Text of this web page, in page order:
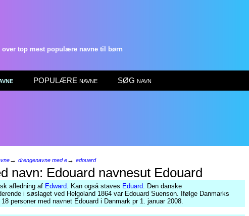
over top mest populære navne til børn
POPULÆRE navne SØG navn
→ drengenavne med e→ edouard
Edouard
afledning af Edward. Kan også staves Eduard. Den danske
i søslaget ved Helgoland 1864 var Edouard Suenson. Ifølge Danmarks
personer med navnet Edouard i Danmark pr 1. januar 2008.